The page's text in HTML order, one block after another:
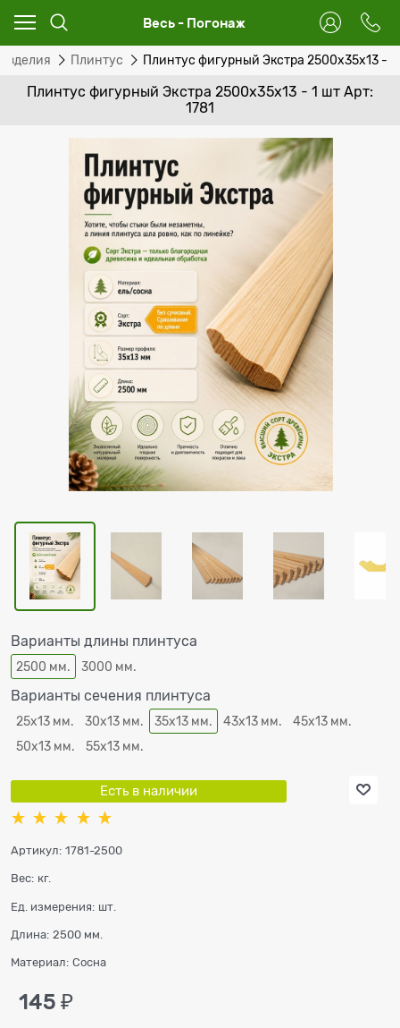
Весь - Погонаж
Плинтус Плинтус фигурный Экстра 2500x35х13 - 1
Плинтус фигурный Экстра 2500x35х13 - 1 шт Арт:
1781
Варианты длины плинтуса
2500 мм. 3000 мм.
Варианты сечения плинтуса
25х13 мм. 30х13 мм. 35х13 мм. 43х13 мм.
45х13 мм.
50х13 мм.
55х13 мм.
Есть в наличии
Артикул: 1781-2500
Вес: кг.
Ед. измерения: шт.
Длина: 2500 мм.
Материал: Сосна
145 ₽